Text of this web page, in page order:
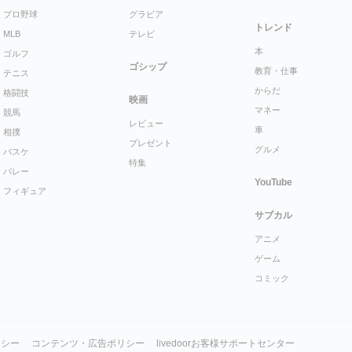
プロ野球
MLB
ゴルフ
テニス
格闘技
競馬
相撲
バスケ
バレー
フィギュア
グラビア
テレビ
ゴシップ
映画
レビュー
プレゼント
特集
トレンド
本
教育・仕事
からだ
マネー
車
グルメ
YouTube
サブカル
アニメ
ゲーム
コミック
ー コンテンツ・広告ポリシー livedoorお客様サポートセンター